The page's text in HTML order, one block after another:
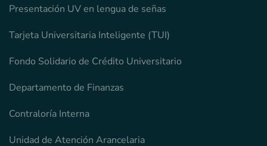
Presentación UV en lengua de señas
Tarjeta Universitaria Inteligente (TUI)
Fondo Solidario de Crédito Universitario
Departamento de Finanzas
Contraloría Interna
Unidad de Atención Arancelaria